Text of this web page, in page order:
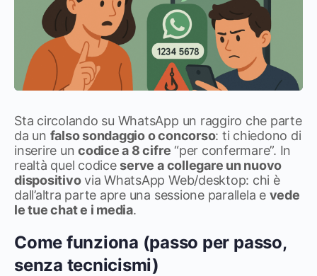
Sta circolando su WhatsApp un raggiro che parte
da un falso sondaggio o concorso: ti chiedono di
inserire uncodice a 8 cifre “per confermare”. In
realtà quel codiceserve a collegare un nuovo
dispositivovia WhatsApp Web/desktop: chi è
dall’altra parte apre una sessione parallela e vede
le tue chat e i media.
Come funziona (passo per passo,
senza tecnicismi)